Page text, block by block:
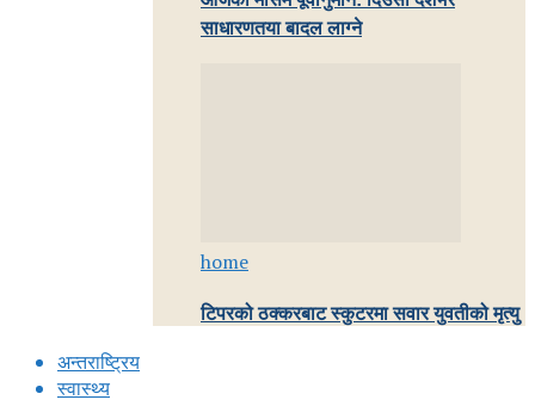
साधारणतया बादल लाग्ने
home
टिपरको ठक्करबाट स्कुटरमा सवार युवतीको मृत्यु
अन्तराष्ट्रिय
स्वास्थ्य